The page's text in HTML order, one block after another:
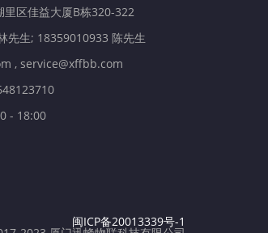
里区佳益大厦B栋320-322
先生; 18359010933 陈先生
, service@xffbb.com
- 18:00
闽ICP备20013339号-1